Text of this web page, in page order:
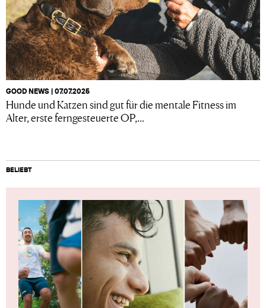
GOOD NEWS | 07.07.2025
Hunde und Katzen sind gut für die mentale Fitness im
Alter, erste ferngesteuerte OP,...
BELIEBT